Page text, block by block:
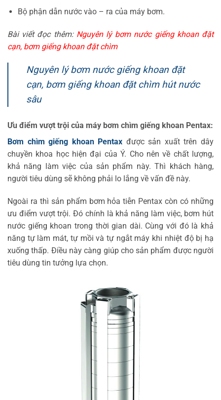
Bộ phận dẫn nước vào – ra của máy bơm.
Bài viết đọc thêm: Nguyên lý bơm nước giếng khoan đặt
cạn, bơm giếng khoan đặt chìm
Nguyên lý bơm nước giếng khoan đặt
cạn, bơm giếng khoan đặt chìm hút nước
sâu
Ưu điểm vượt trội của máy bơm chìm giếng khoan Pentax:
Bơm chìm giếng khoan Pentax được sản xuất trên dây
chuyền khoa học hiện đại của Ý. Cho nên về chất lượng,
khả năng làm việc của sản phẩm này. Thì khách hàng,
người tiêu dùng sẽ không phải lo lắng về vấn đề này.
Ngoài ra thì sản phẩm bơm hỏa tiễn Pentax còn có những
ưu điểm vượt trội. Đó chính là khả năng làm việc, bơm hút
nước giếng khoan trong thời gian dài. Cùng với đó là khả
năng tự làm mát, tự mồi và tự ngắt máy khi nhiệt độ bị hạ
xuống thấp. Điều này càng giúp cho sản phẩm được người
tiêu dùng tin tưởng lựa chọn.